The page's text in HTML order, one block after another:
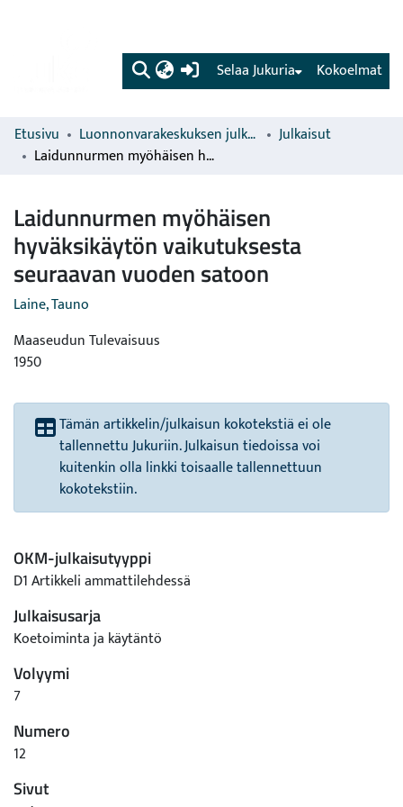
(current) Kokoelmat
Selaa Jukuria
Etusivu Luonnonvarakeskuksen julkaisut
Julkaisut
Laidunnurmen myöhäisen hyväksikäytön vaikutuksesta seuraavan vuoden satoon
Laidunnurmen myöhäisen
hyväksikäytön vaikutuksesta
seuraavan vuoden satoon
Laine, Tauno
Maaseudun Tulevaisuus
1950
Tämän artikkelin/julkaisun kokotekstiä ei ole
tallennettu Jukuriin. Julkaisun tiedoissa voi
kuitenkin olla linkki toisaalle tallennettuun
kokotekstiin.
OKM-julkaisutyyppi
D1 Artikkeli ammattilehdessä
Julkaisusarja
Koetoiminta ja käytäntö
Volyymi
7
Numero
12
Sivut